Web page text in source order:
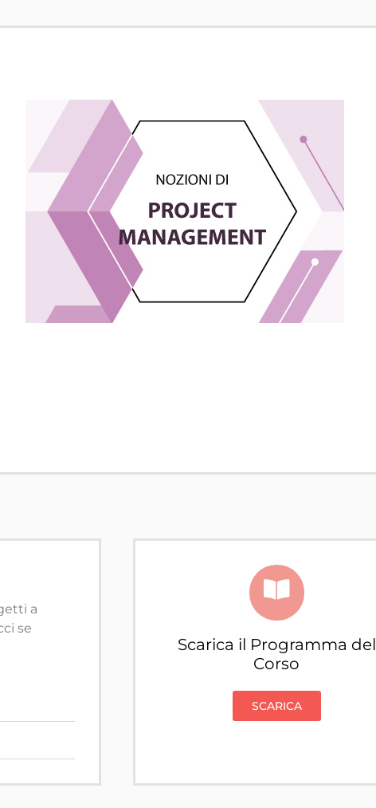
a
se
Scarica il Programma del
Corso
SCARICA